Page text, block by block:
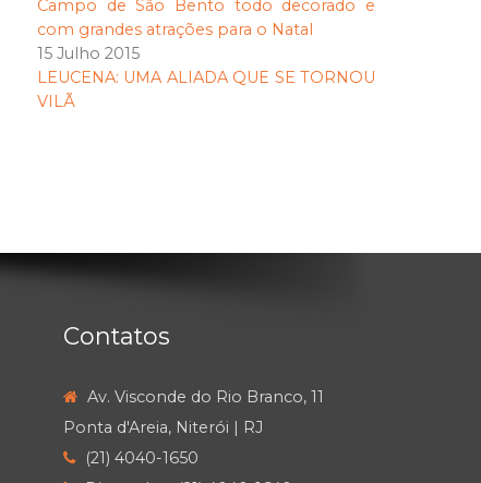
Campo de São Bento todo decorado e
com grandes atrações para o Natal
15 Julho 2015
LEUCENA: UMA ALIADA QUE SE TORNOU
VILÃ
Contatos
Av. Visconde do Rio Branco, 11
Ponta d'Areia, Niterói | RJ
(21) 4040-1650